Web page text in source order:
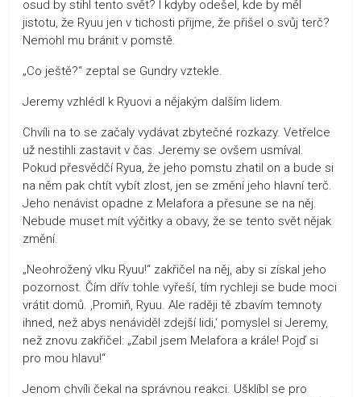
osud by stihl tento svět? I kdyby odešel, kde by měl
jistotu, že Ryuu jen v tichosti přijme, že přišel o svůj terč?
Nemohl mu bránit v pomstě.
„Co ještě?“ zeptal se Gundry vztekle.
Jeremy vzhlédl k Ryuovi a nějakým dalším lidem.
Chvíli na to se začaly vydávat zbytečné rozkazy. Vetřelce
už nestihli zastavit v čas. Jeremy se ovšem usmíval.
Pokud přesvědčí Ryua, že jeho pomstu zhatil on a bude si
na něm pak chtít vybít zlost, jen se změní jeho hlavní terč.
Jeho nenávist opadne z Melafora a přesune se na něj.
Nebude muset mít výčitky a obavy, že se tento svět nějak
změní.
„Neohrožený vlku Ryuu!“ zakřičel na něj, aby si získal jeho
pozornost. Čím dřív tohle vyřeší, tím rychleji se bude moci
vrátit domů. ‚Promiň, Ryuu. Ale raději tě zbavím temnoty
ihned, než abys nenáviděl zdejší lidi,‘ pomyslel si Jeremy,
než znovu zakřičel: „Zabil jsem Melafora a krále! Pojď si
pro mou hlavu!“
Jenom chvíli čekal na správnou reakci. Ušklíbl se pro